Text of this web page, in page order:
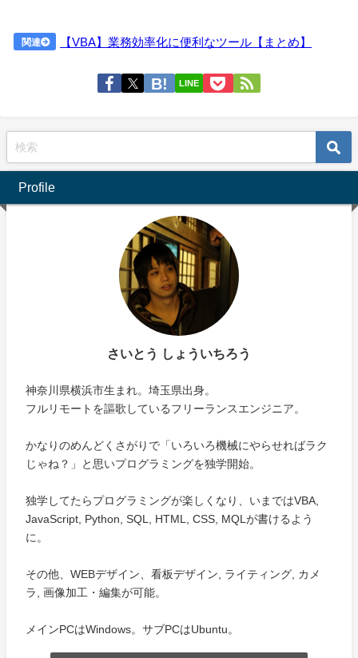
関連 【VBA】業務効率化に便利なツール【まとめ】
LINE
Profile
さいとう しょういちろう
神奈川県横浜市生まれ。埼玉県出身。
フルリモートを謳歌しているフリーランスエンジニア。
かなりのめんどくさがりで「いろいろ機械にやらせればラク
じゃね？」と思いプログラミングを独学開始。
独学してたらプログラミングが楽しくなり、いまではVBA,
JavaScript, Python, SQL, HTML, CSS, MQLが書けるよう
に。
その他、WEBデザイン、看板デザイン, ライティング, カメ
ラ, 画像加工・編集が可能。
メインPCはWindows。サブPCはUbuntu。